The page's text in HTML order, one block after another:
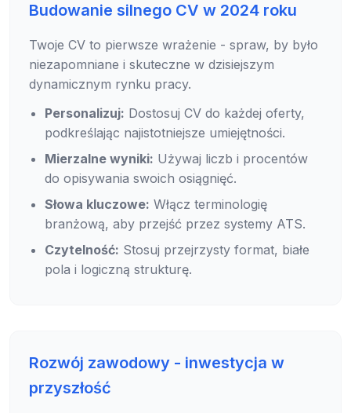
Budowanie silnego CV w 2024 roku
Twoje CV to pierwsze wrażenie - spraw, by było
niezapomniane i skuteczne w dzisiejszym
dynamicznym rynku pracy.
Personalizuj: Dostosuj CV do każdej oferty,
podkreślając najistotniejsze umiejętności.
Mierzalne wyniki: Używaj liczb i procentów
do opisywania swoich osiągnięć.
Słowa kluczowe: Włącz terminologię
branżową, aby przejść przez systemy ATS.
Czytelność: Stosuj przejrzysty format, białe
pola i logiczną strukturę.
Rozwój zawodowy - inwestycja w
przyszłość